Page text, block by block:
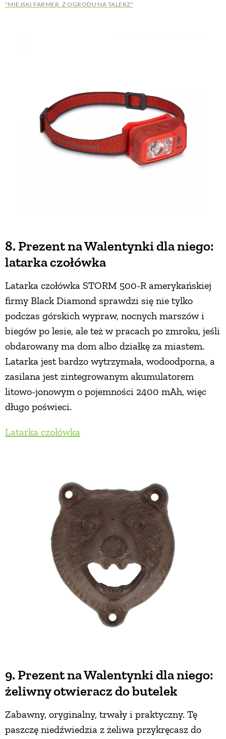
"MIEJSKI FARMER. Z OGRODU NA TALERZ"
8. Prezent na Walentynki dla niego:
latarka czołówka
Latarka czołówka STORM 500-R amerykańskiej
firmy Black Diamond sprawdzi się nie tylko
podczas górskich wypraw, nocnych marszów i
biegów po lesie, ale też w pracach po zmroku, jeśli
obdarowany ma dom albo działkę za miastem.
Latarka jest bardzo wytrzymała, wodoodporna, a
zasilana jest zintegrowanym akumulatorem
litowo-jonowym o pojemności 2400 mAh, więc
długo poświeci.
Latarka czołówka
9. Prezent na Walentynki dla niego:
żeliwny otwieracz do butelek
Zabawny, oryginalny, trwały i praktyczny. Tę
paszczę niedźwiedzia z żeliwa przykręcasz do